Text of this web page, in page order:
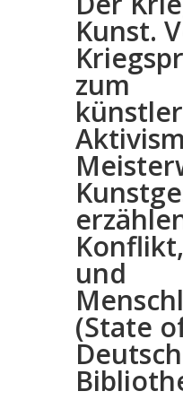
Kunst.
zum
und
(State